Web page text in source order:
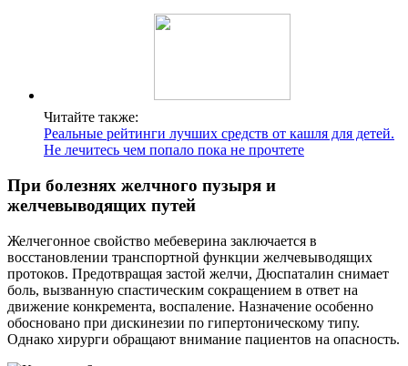
Читайте также:
Реальные рейтинги лучших средств от кашля для детей.
Не лечитесь чем попало пока не прочтете
При болезнях желчного пузыря и
желчевыводящих путей
Желчегонное свойство мебеверина заключается в
восстановлении транспортной функции желчевыводящих
протоков. Предотвращая застой желчи, Дюспаталин снимает
боль, вызванную спастическим сокращением в ответ на
движение конкремента, воспаление. Назначение особенно
обосновано при дискинезии по гипертоническому типу.
Однако хирурги обращают внимание пациентов на опасность.